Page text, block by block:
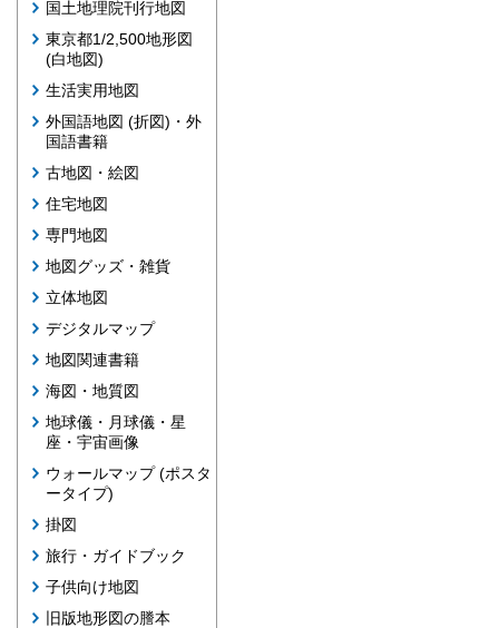
国土地理院刊行地図
東京都1/2,500地形図
(白地図)
生活実用地図
外国語地図 (折図)・外
国語書籍
古地図・絵図
住宅地図
専門地図
地図グッズ・雑貨
立体地図
デジタルマップ
地図関連書籍
海図・地質図
地球儀・月球儀・星
座・宇宙画像
ウォールマップ (ポスタ
ータイプ)
掛図
旅行・ガイドブック
子供向け地図
旧版地形図の謄本